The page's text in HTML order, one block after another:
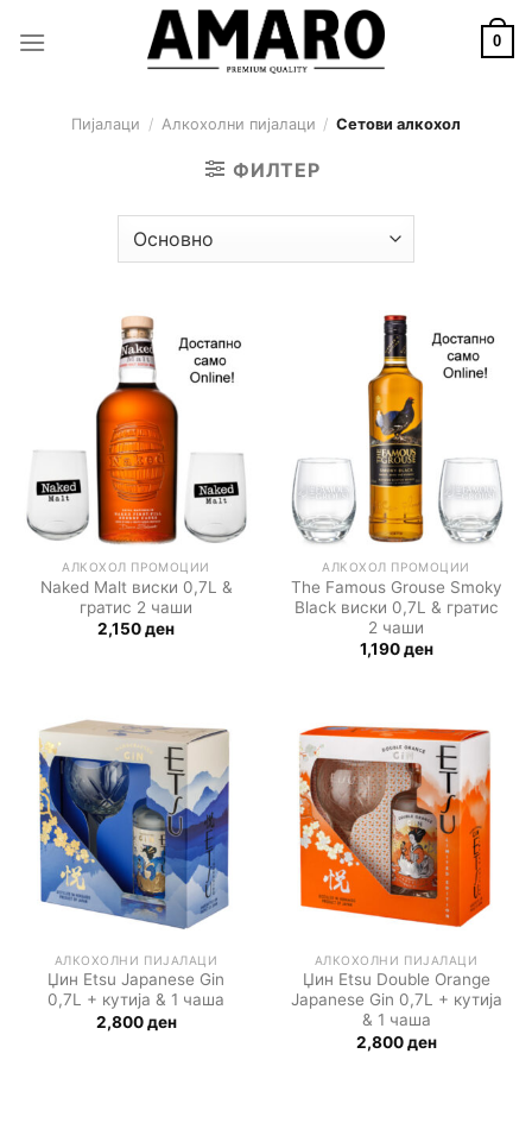
0
Пијалаци / Алкохолни пијалаци / Сетови алкохол
ФИЛТЕР
АЛКОХОЛ ПРОМОЦИИ
Naked Malt виски 0,7L &
гратис 2 чаши
2,150ден
АЛКОХОЛ ПРОМОЦИИ
The Famous Grouse Smoky
Black виски 0,7L & гратис
2 чаши
1,190ден
АЛКОХОЛНИ ПИЈАЛАЦИ
Џин Etsu Japanese Gin
0,7L + кутија & 1 чаша
2,800ден
АЛКОХОЛНИ ПИЈАЛАЦИ
Џин Etsu Double Orange
Japanese Gin 0,7L + кутија
& 1 чаша
2,800ден